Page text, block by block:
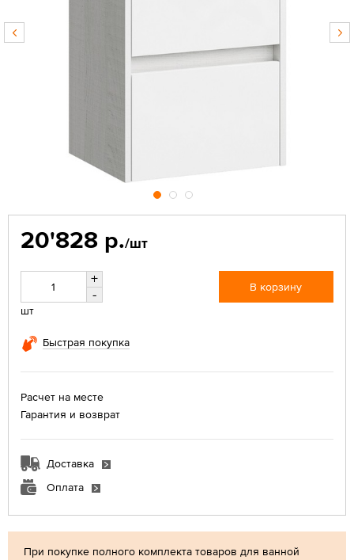
При покупке полного комплекта товаров для ванной
20'828 р./шт
+
-
шт
В корзину
Быстрая покупка
Расчет на месте
Гарантия и возврат
Доставка
Оплата